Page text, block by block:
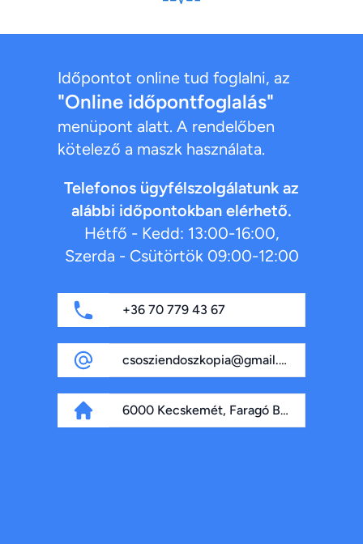
Időpontot online tud foglalni, az
"Online időpontfoglalás"
menüpont alatt. A rendelőben
kötelező a maszk használata.
Telefonos ügyfélszolgálatunk az
alábbi időpontokban elérhető.
Hétfő - Kedd: 13:00-16:00,
Szerda - Csütörtök 09:00-12:00
+36 70 779 43 67
csosziendoszkopia@gmail.com
6000 Kecskemét, Faragó Béla fasor 4